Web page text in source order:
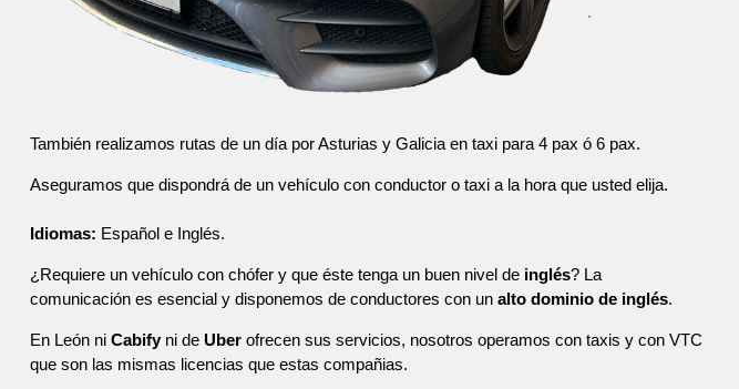
También realizamos rutas de un día por Asturias y Galicia en taxi para 4 pax ó 6 pax.
Aseguramos que dispondrá de un vehículo con conductor o taxi a la hora que usted elija.
Idiomas: Español e Inglés.
¿Requiere un vehículo con chófer y que éste tenga un buen nivel de inglés? La
comunicación es esencial y disponemos de conductores con un alto dominio de inglés.
En León ni Cabifyni de Uberofrecen sus servicios, nosotros operamos con taxis y con VTC
que son las mismas licencias que estas compañias.